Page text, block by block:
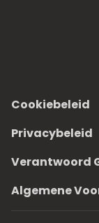
Cookiebeleid
Privacybeleid
Verantwoord
Algemene